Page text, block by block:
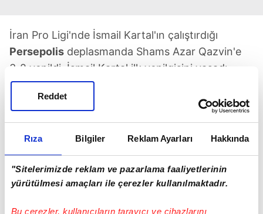
Rıza Bilgiler Reklam Ayarları Hakkında
"Sitelerimizde reklam ve pazarlama faaliyetlerinin
yürütülmesi amaçları ile çerezler kullanılmaktadır.
Bu çerezler, kullanıcıların tarayıcı ve cihazlarını
Reddet
İran Pro Ligi'nde İsmail Kartal'ın çalıştırdığı
Persepolis deplasmanda Shams Azar Qazvin'e
3-2 yenildi. İsmail Kartal ilk yenilgisini yaşadı...
Ağları sarsan Serdar Dursun, son 6 maçında
attı. Daha önce Eskişehirspor; Denizlispor,
Karagümrük ve Fenerbahçe forması giyen
Dursun, Alanyaspor'dan İran'ın yolunu tutmuştu.